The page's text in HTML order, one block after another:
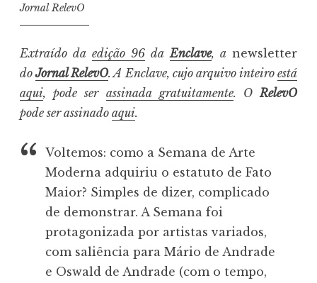
Jornal RelevO
Extraído da edição 96 da Enclave, a newsletter
doJornal RelevO. A Enclave, cujo arquivo inteiro está
aqui, pode ser assinada gratuitamente. ORelevO
pode ser assinado aqui.
Voltemos: como a Semana de Arte
Moderna adquiriu o estatuto de Fato
Maior? Simples de dizer, complicado
de demonstrar. A Semana foi
protagonizada por artistas variados,
com saliência para Mário de Andrade
e Oswald de Andrade (com o tempo,